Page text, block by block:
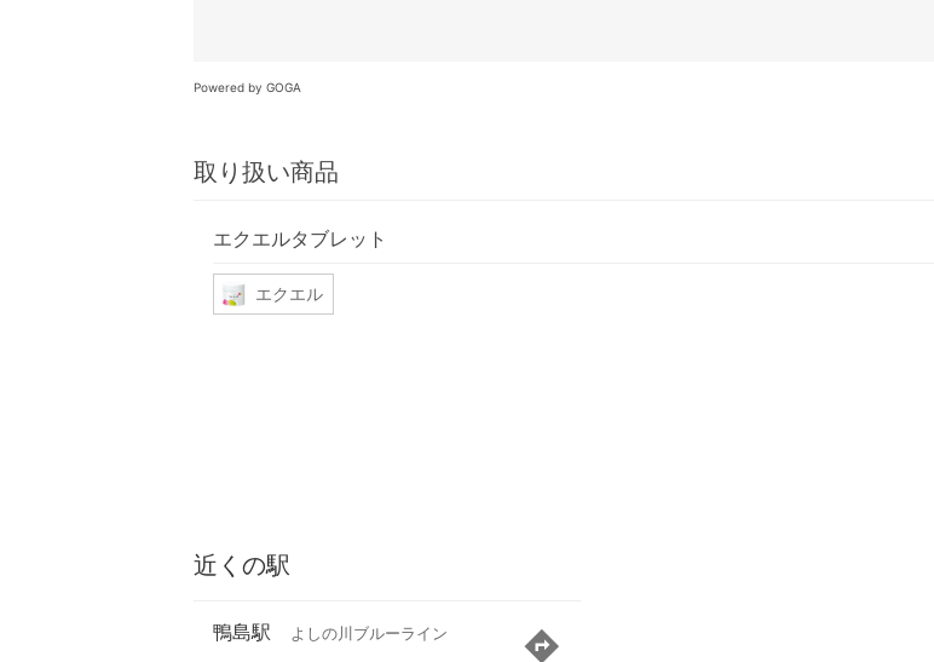
Powered by GOGA
取り扱い商品
エクエルタブレット
エクエル
近くの駅
鴨島駅 よしの川ブルーライン